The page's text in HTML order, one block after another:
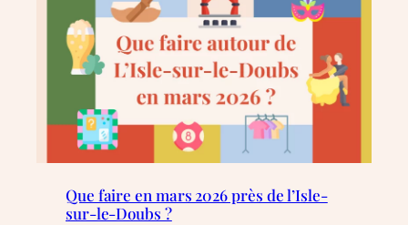
Que faire en mars 2026 près de l’Isle-
sur-le-Doubs ?